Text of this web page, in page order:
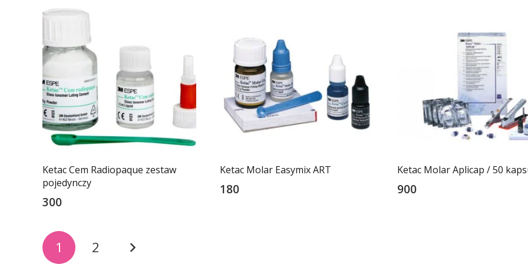
Ketac Cem Radiopaque zestaw
pojedynczy
300
Ketac Molar Easymix ART
180
Ketac Molar Aplicap / 50
900
Stronicowanie
1 2